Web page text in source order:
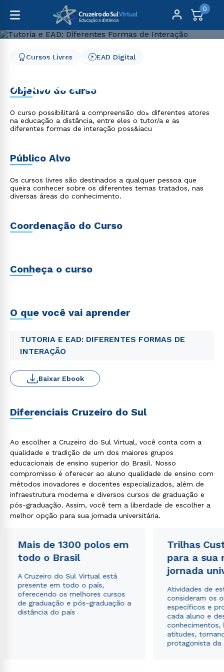
0
Cursos Livres
Educação
Tutoria e EAD: Diferentes
Formas de Interação
Cursos Livres EAD Digital
Objetivo do curso
O curso possibilitará a compreensão dos diferentes atores
na educação a distância, entre eles o tutor/a e as
diferentes formas de interação poss&iacu
Público Alvo
Os cursos livres são destinados a qualquer pessoa que
queira conhecer sobre os diferentes temas tratados, nas
diversas áreas do conhecimento.
Coordenação do Curso
Conheça o curso
O que você vai aprender
TUTORIA E EAD: DIFERENTES FORMAS DE
INTERAÇÃO
Baixar Ebook
Diferenciais Cruzeiro do Sul
Ao escolher a Cruzeiro do Sul Virtual, você conta com a
qualidade e tradição de um dos maiores grupos
educacionais de ensino superior do Brasil. Nosso
compromisso é oferecer ao aluno qualidade de ensino com
métodos inovadores e docentes especializados, além de
infraestrutura moderna e diversos cursos de graduação e
pós-graduação. Assim, você tem a liberdade de escolher a
melhor opção para sua jornada universitária.
Mais de 1300 polos em
todo o Brasil
A Cruzeiro do Sul Virtual está
presente em todo o país,
oferecendo os melhores cursos
de graduação e pós-graduação a
distância do país
Trilhas
para a sua
jornada
Atividades de
consideram os
específicos e
cada aluno e
conhecimentos,
atitudes,
protagonista da